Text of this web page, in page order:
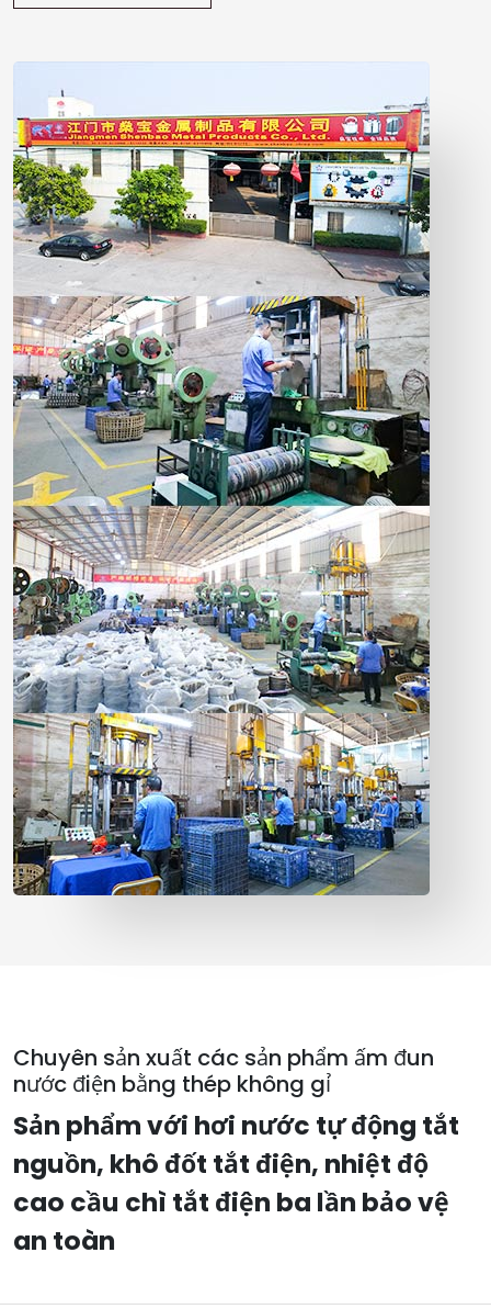
Chuyên sản xuất các sản phẩm ấm đun
nước điện bằng thép không gỉ
Sản phẩm với hơi nước tự động tắt
nguồn, khô đốt tắt điện, nhiệt độ
cao cầu chì tắt điện ba lần bảo vệ
an toàn